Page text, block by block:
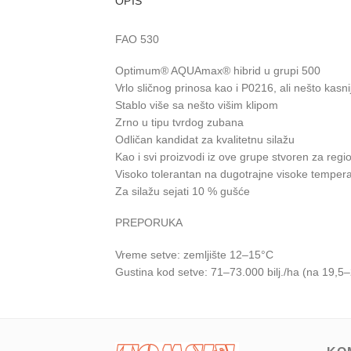
FAO 530
Optimum® AQUAmax® hibrid u grupi 500
Vrlo sličnog prinosa kao i P0216, ali nešto
Stablo više sa nešto višim klipom
Zrno u tipu tvrdog zubana
Odličan kandidat za kvalitetnu silažu
Kao i svi proizvodi iz ove grupe stvoren za
Visoko tolerantan na dugotrajne visoke
Za silažu sejati 10 % gušće
PREPORUKA
Vreme setve: zemljište 12–15°C
Gustina kod setve: 71–73.000 bilj./ha (na